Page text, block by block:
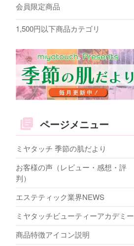
会員限定商品
1,500円以下商品カテゴリ
ページメニュー
ミヤタッチ 季節の肌だより
お客様の声（レビュー・感想・評
判）
エステティック業界NEWS
ミヤタッチビューティーアカデミー
商品特徴アイコン説明